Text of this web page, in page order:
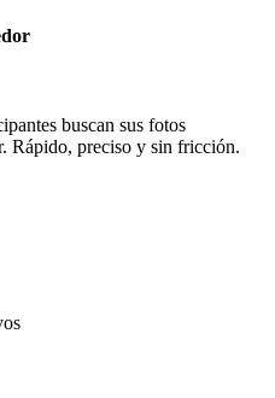
buscan sus fotos
Rápido, preciso y sin fricción.